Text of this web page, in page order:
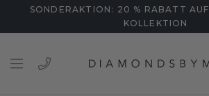
SONDERAKTION: 20 % RABATT
KOLLEKTION